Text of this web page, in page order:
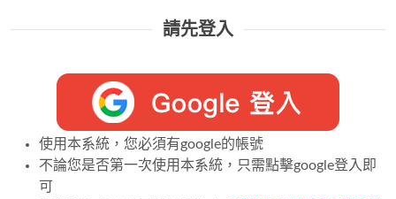
請先登入
使用本系統，您必須有google的帳號
不論您是否第一次使用本系統，只需點擊google登入即
可